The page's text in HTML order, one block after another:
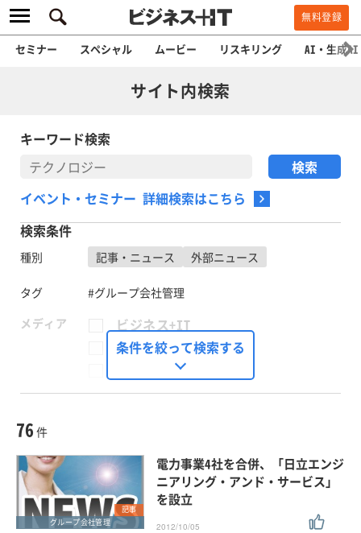
無料登録
セミナー スペシャル ムービー リスキリング AI・生成AI
サイト内検索
キーワード検索
イベント・セミナー 詳細検索はこちら
検索条件
種別 記事・ニュース 外部ニュース
タグ
#グループ会社管理
メディア
ビジネス+IT
FinTech Journal
Seizo Trend
外部ニュース
スペシャルに限定する
条件を絞って検索する
76 件
記事
グループ会社管理
電力事業4社を合併、「日立エンジ
ニアリング・アンド・サービス」
を設立
2012/10/05